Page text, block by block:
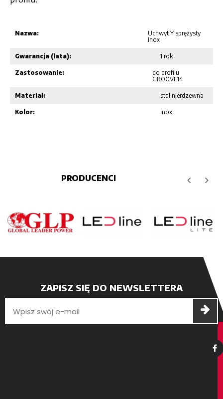
Nazwa:
Uchwyt Y sprężysty
Inox
Gwarancja (lata): 1 rok
Zastosowanie:
do profilu
GROOVE14
Materiał: stal nierdzewna
Kolor: inox
PRODUCENCI
ZAPISZ SIĘ DO NEWSLETTERA